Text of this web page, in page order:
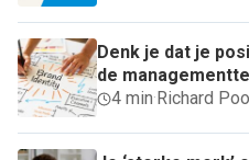
Denk je dat je
de
4 min· Richard